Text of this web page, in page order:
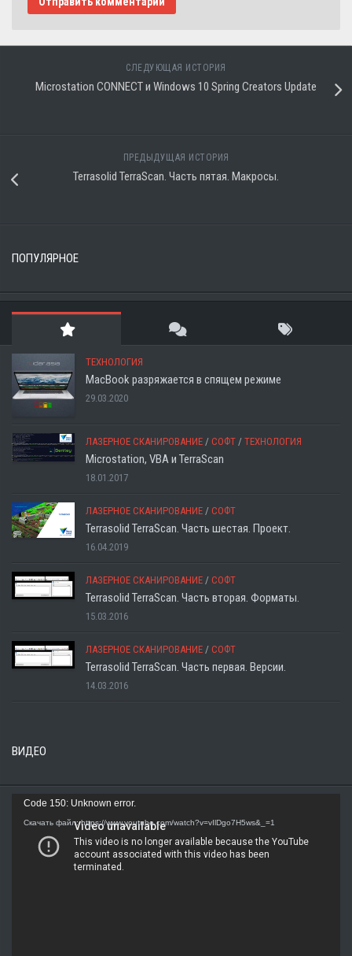
СЛЕДУЮЩАЯ ИСТОРИЯ
Microstation CONNECT и Windows 10 Spring Creators Update
ПРЕДЫДУЩАЯ ИСТОРИЯ
Terrasolid TerraScan. Часть пятая. Макросы.
ПОПУЛЯРНОЕ
ТЕХНОЛОГИЯ
MacBook разряжается в спящем режиме
29.03.2020
ЛАЗЕРНОЕ СКАНИРОВАНИЕ / СОФТ / ТЕХНОЛОГИЯ
Microstation, VBA и TerraScan
18.01.2017
ЛАЗЕРНОЕ СКАНИРОВАНИЕ / СОФТ
Terrasolid TerraScan. Часть шестая. Проект.
16.04.2019
ЛАЗЕРНОЕ СКАНИРОВАНИЕ / СОФТ
Terrasolid TerraScan. Часть вторая. Форматы.
15.03.2016
ЛАЗЕРНОЕ СКАНИРОВАНИЕ / СОФТ
Terrasolid TerraScan. Часть первая. Версии.
14.03.2016
ВИДЕО
Видеоплеер
Code 150: Unknown error.
Скачать файл: https://www.youtube.com/watch?v=vIlDgo7H5ws&_=1